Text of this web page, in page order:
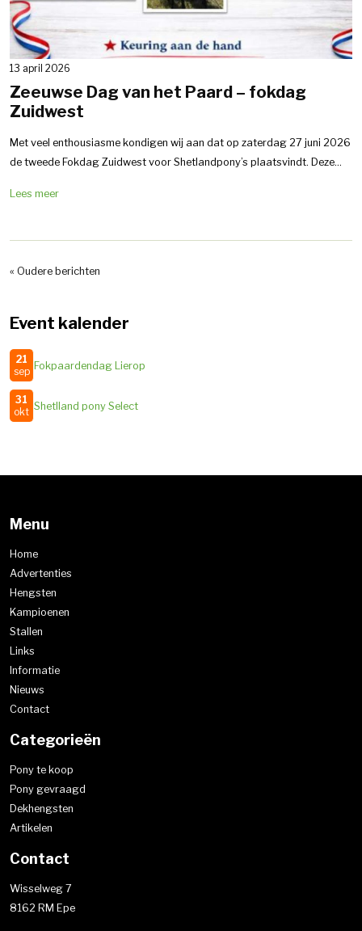
13 april 2026
Zeeuwse Dag van het Paard – fokdag
Zuidwest
Met veel enthousiasme kondigen wij aan dat op zaterdag 27 juni 2026
de tweede Fokdag Zuidwest voor Shetlandpony’s plaatsvindt. Deze...
Lees meer
« Oudere berichten
Event kalender
21
sep Fokpaardendag Lierop
31
okt Shetlland pony Select
Menu
Home
Advertenties
Hengsten
Kampioenen
Stallen
Links
Informatie
Nieuws
Contact
Categorieën
Pony te koop
Pony gevraagd
Dekhengsten
Artikelen
Contact
Wisselweg 7
8162 RM Epe